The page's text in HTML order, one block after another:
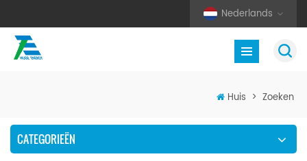
Nederlands
Huis > Zoeken
CATEGORIEËN